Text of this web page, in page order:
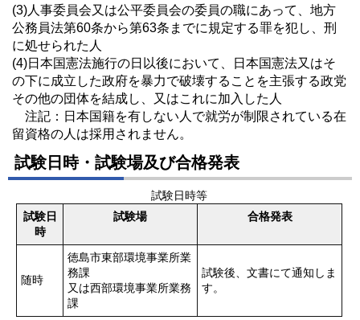
(3)人事委員会又は公平委員会の委員の職にあって、地方
公務員法第60条から第63条までに規定する罪を犯し、刑
に処せられた人
(4)日本国憲法施行の日以後において、日本国憲法又はそ
の下に成立した政府を暴力で破壊することを主張する政党
その他の団体を結成し、又はこれに加入した人
注記：日本国籍を有しない人で就労が制限されている在
留資格の人は採用されません。
試験日時・試験場及び合格発表
試験日時等
試験日
時
試験場 合格発表
随時
徳島市東部環境事業所業
務課
又は西部環境事業所業務
課
試験後、文書にて通知しま
す。